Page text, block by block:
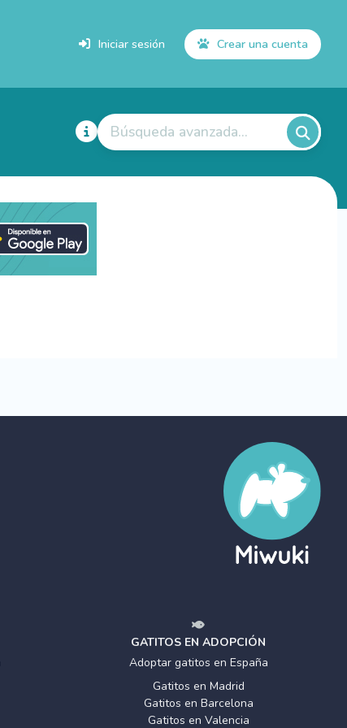
Iniciar sesión Crear una cuenta
Búsqueda avanzada...
GATITOS EN ADOPCIÓN
Adoptar gatitos en España
Gatitos en Madrid
Gatitos en Barcelona
Gatitos en Valencia